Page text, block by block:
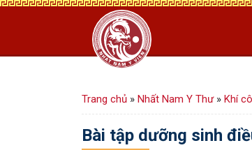
Trang chủ » Nhất Nam Y Thư» Khí
Bài tập dưỡng sinh